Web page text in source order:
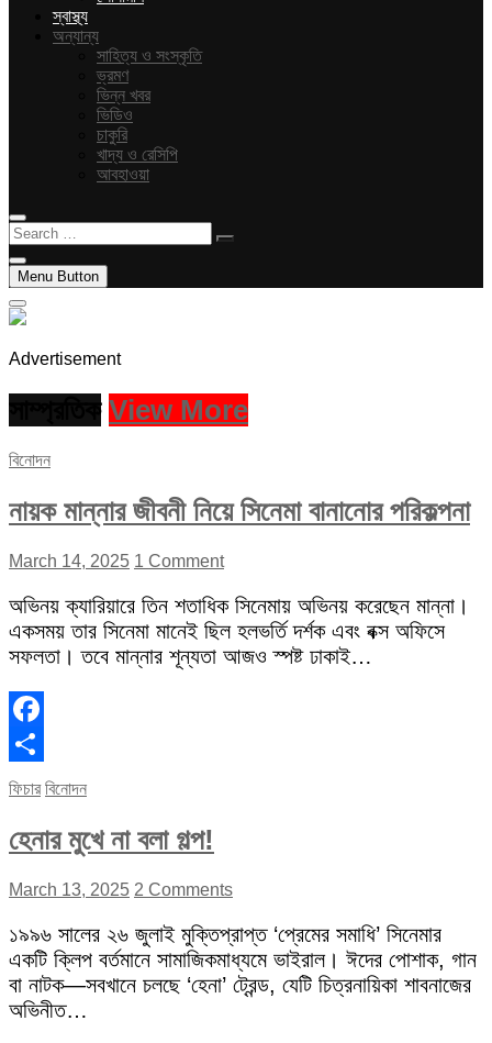
স্বাস্থ্য
অন্যান্য
সাহিত্য ও সংস্কৃতি
ভ্রমণ
ভিন্ন খবর
ভিডিও
চাকুরি
খাদ্য ও রেসিপি
আবহাওয়া
Search
…
Menu Button
Advertisement
View More
বিনোদন
নায়ক মান্নার জীবনী নিয়ে সিনেমা বানানোর পরিকল্পনা
March 14, 2025 1 Comment
অভিনয় ক্যারিয়ারে তিন শতাধিক সিনেমায় অভিনয় করেছেন মান্না।
একসময় তার সিনেমা মানেই ছিল হলভর্তি দর্শক এবং বক্স অফিসে
সফলতা। তবে মান্নার শূন্যতা আজও স্পষ্ট ঢাকাই…
Facebook
Share
ফিচার বিনোদন
হেনার মুখে না বলা গল্প!
March 13, 2025 2 Comments
১৯৯৬ সালের ২৬ জুলাই মুক্তিপ্রাপ্ত ‘প্রেমের সমাধি’ সিনেমার
একটি ক্লিপ বর্তমানে সামাজিকমাধ্যমে ভাইরাল। ঈদের পোশাক, গান
বা নাটক—সবখানে চলছে ‘হেনা’ ট্রেন্ড, যেটি চিত্রনায়িকা শাবনাজের
অভিনীত…